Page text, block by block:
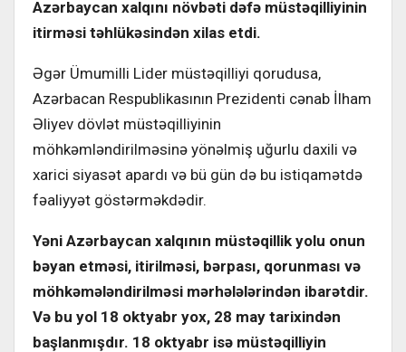
Azərbaycan xalqını növbəti dəfə müstəqilliyinin
itirməsi təhlükəsindən xilas etdi.
Əgər Ümumilli Lider müstəqilliyi qorudusa,
Azərbacan Respublikasının Prezidenti cənab İlham
Əliyev dövlət müstəqilliyinin
möhkəmləndirilməsinə yönəlmiş uğurlu daxili və
xarici siyasət apardı və bü gün də bu istiqamətdə
fəaliyyət göstərməkdədir.
Yəni Azərbaycan xalqının müstəqillik yolu onun
bəyan etməsi, itirilməsi, bərpası, qorunması və
möhkəmələndirilməsi mərhələlərindən ibarətdir.
Və bu yol 18 oktyabr yox, 28 may tarixindən
başlanmışdır. 18 oktyabr isə müstəqilliyin